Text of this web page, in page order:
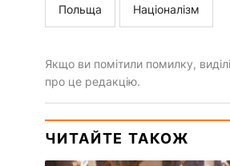
Польща Націоналізм
Якщо ви помітили помилку,
про це редакцію.
ЧИТАЙТЕ ТАКОЖ